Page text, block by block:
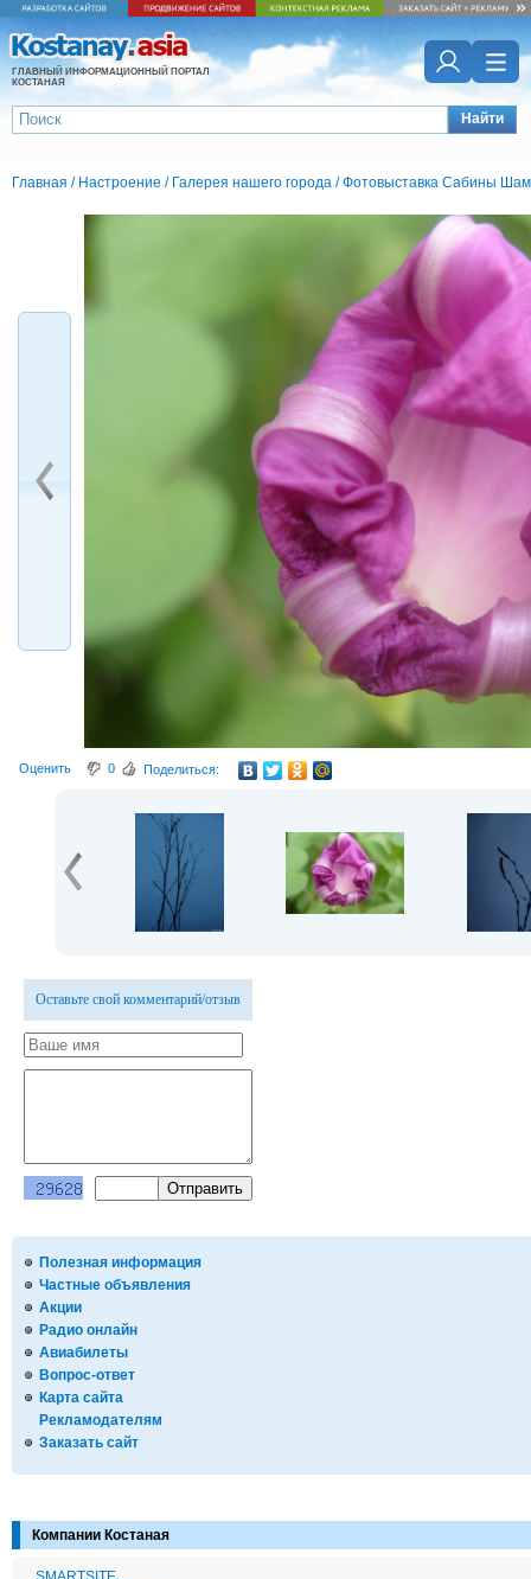
ГЛАВНЫЙ ИНФОРМАЦИОННЫЙ ПОРТАЛ
КОСТАНАЯ
Найти
Полезная информация
Частные объявления
Акции
Радио онлайн
Авиабилеты
Вопрос-ответ
Карта сайта
Рекламодателям
Заказать сайт
Компании Костаная
Главная / Настроение / Галерея нашего города /Фотовыставка Сабины
Оценить 0 Поделиться:
Оставьте свой комментарий/отзыв